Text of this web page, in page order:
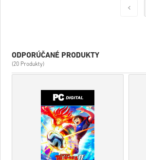
ODPORÚČANÉ PRODUKTY
(20 Produkty)